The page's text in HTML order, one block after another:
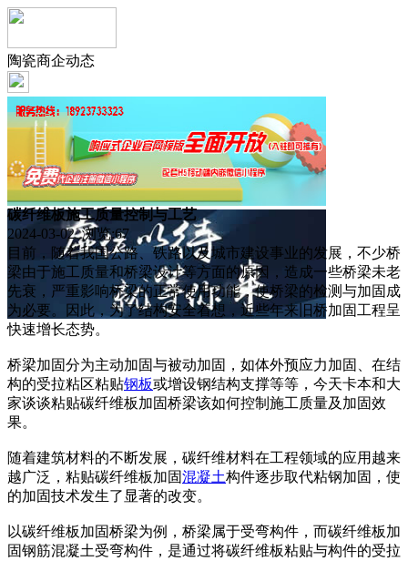
陶瓷商企动态
碳纤维板施工质量控制与工艺
2024-03-02 浏览:67
目前，随着我国公路、铁路以及城市建设事业的发展，不少桥
梁由于施工质量和桥梁设计等方面的原因，造成一些桥梁未老
先衰，严重影响桥梁的正常使用功能，使桥梁的检测与加固成
为必要。因此，为了结构安全着想，近些年来旧桥加固工程呈
快速增长态势。
桥梁加固分为主动加固与被动加固，如体外预应力加固、在结
构的受拉粘区粘贴钢板或增设钢结构支撑等等，今天卡本和大
家谈谈粘贴碳纤维板加固桥梁该如何控制施工质量及加固效
果。
随着建筑材料的不断发展，碳纤维材料在工程领域的应用越来
越广泛，粘贴碳纤维板加固混凝土构件逐步取代粘钢加固，使
的加固技术发生了显著的改变。
以碳纤维板加固桥梁为例，桥梁属于受弯构件，而碳纤维板加
固钢筋混凝土受弯构件，是通过将碳纤维板粘贴与构件的受拉